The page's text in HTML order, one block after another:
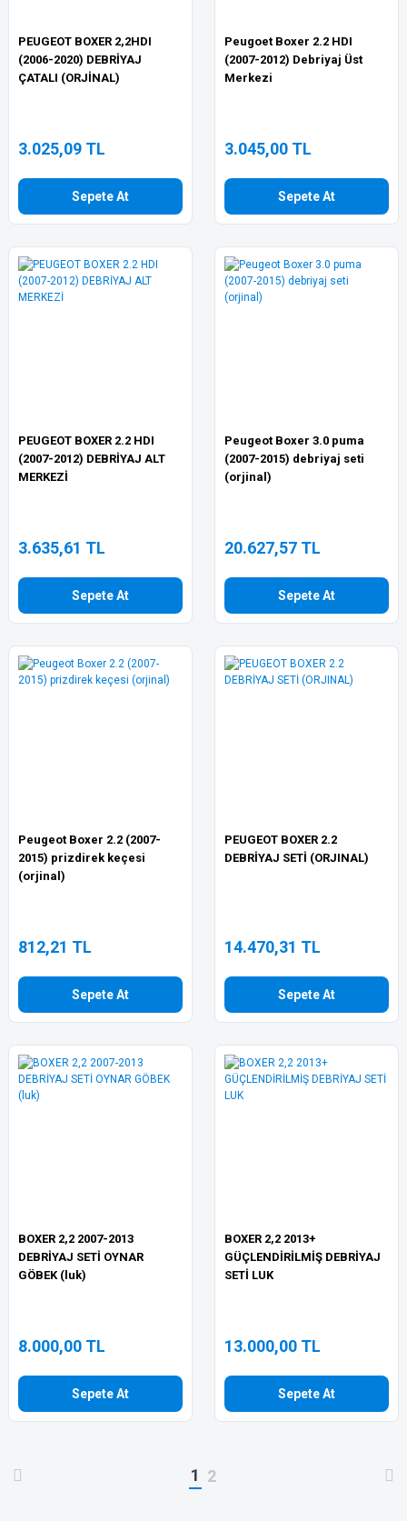
PEUGEOT BOXER 2,2HDI
(2006-2020) DEBRİYAJ
ÇATALI (ORJİNAL)
3.025,09 TL
Sepete At
Peugoet Boxer 2.2 HDI
(2007-2012) Debriyaj Üst
Merkezi
3.045,00 TL
Sepete At
PEUGEOT BOXER 2.2 HDI
(2007-2012) DEBRİYAJ ALT
MERKEZİ
3.635,61 TL
Sepete At
Peugeot Boxer 3.0 puma
(2007-2015) debriyaj seti
(orjinal)
20.627,57 TL
Sepete At
Peugeot Boxer 2.2 (2007-
2015) prizdirek keçesi
(orjinal)
812,21 TL
Sepete At
PEUGEOT BOXER 2.2
DEBRİYAJ SETİ (ORJINAL)
14.470,31 TL
Sepete At
BOXER 2,2 2007-2013
DEBRİYAJ SETİ OYNAR
GÖBEK (luk)
8.000,00 TL
Sepete At
BOXER 2,2 2013+
GÜÇLENDİRİLMİŞ DEBRİYAJ
SETİ LUK
13.000,00 TL
Sepete At
1 2